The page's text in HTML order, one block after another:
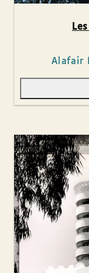
Alafair